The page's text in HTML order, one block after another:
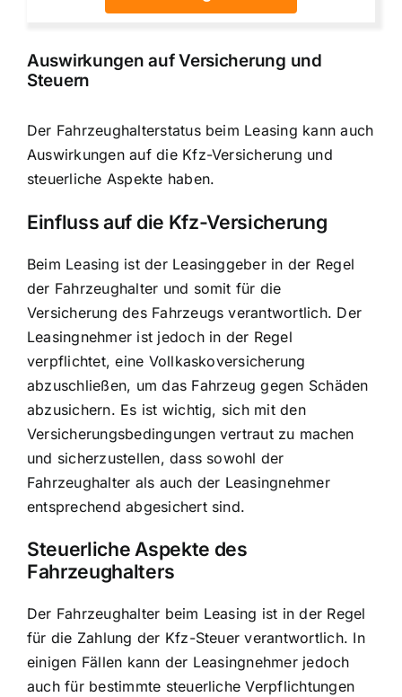
Auswirkungen auf Versicherung und
Steuern
Der Fahrzeughalterstatus beim Leasing kann auch
Auswirkungen auf die Kfz-Versicherung und
steuerliche Aspekte haben.
Einfluss auf die Kfz-Versicherung
Beim Leasing ist der Leasinggeber in der Regel
der Fahrzeughalter und somit für die
Versicherung des Fahrzeugs verantwortlich. Der
Leasingnehmer ist jedoch in der Regel
verpflichtet, eine Vollkaskoversicherung
abzuschließen, um das Fahrzeug gegen Schäden
abzusichern. Es ist wichtig, sich mit den
Versicherungsbedingungen vertraut zu machen
und sicherzustellen, dass sowohl der
Fahrzeughalter als auch der Leasingnehmer
entsprechend abgesichert sind.
Steuerliche Aspekte des
Fahrzeughalters
Der Fahrzeughalter beim Leasing ist in der Regel
für die Zahlung der Kfz-Steuer verantwortlich. In
einigen Fällen kann der Leasingnehmer jedoch
auch für bestimmte steuerliche Verpflichtungen